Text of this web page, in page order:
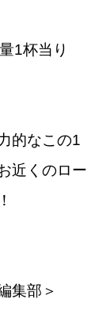
1杯当り
的なこの1
近くのロー
集部＞